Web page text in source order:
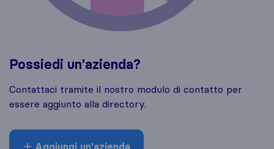
Possiedi un'azienda?
Contattaci tramite il nostro modulo di contatto per
essere aggiunto alla directory.
Aggiungi un'azienda